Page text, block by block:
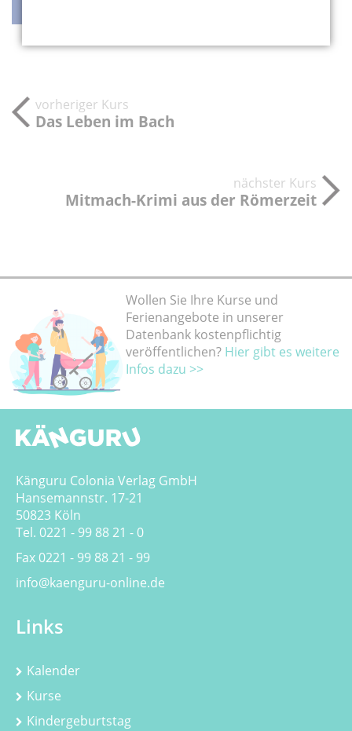
vorheriger Kurs
Das Leben im Bach
nächster Kurs
Mitmach-Krimi aus der Römerzeit
Wollen Sie Ihre Kurse und
Ferienangebote in unserer
Datenbank kostenpflichtig
veröffentlichen? Hier gibt es weitere
Infos dazu >>
Känguru Colonia Verlag GmbH
Hansemannstr. 17-21
50823 Köln
Tel. 0221 - 99 88 21 - 0
Fax 0221 - 99 88 21 - 99
info@kaenguru-online.de
Links
Kalender
Kurse
Kindergeburtstag